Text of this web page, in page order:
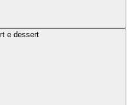
e dessert